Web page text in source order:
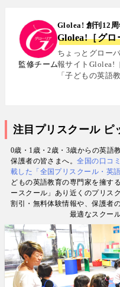
スペイン語・中
中の女性や母親
リンガル育児、
話に関する実体
している. 著書
経、AERA、
監修チーム
Glolea! 創刊12
Glolea!［グ
ちょっとグロー
報サイトGlolea!
「子どもの英語
専門メディア.
800名にグローバ
けの英検1級・
で子育て中のワ
数. 日経・AERA
情報提供・寄稿
未来をつなぐ情
注目プリスクール ピ
0歳・1歳・2歳・3歳からの英語
保護者の皆さまへ。全国の口コ
載した「全国プリスクール・英
どもの英語教育の専門家を擁す
ースクール」あり近くのプリス
割引・無料体験情報や、保護者
最適なスクー